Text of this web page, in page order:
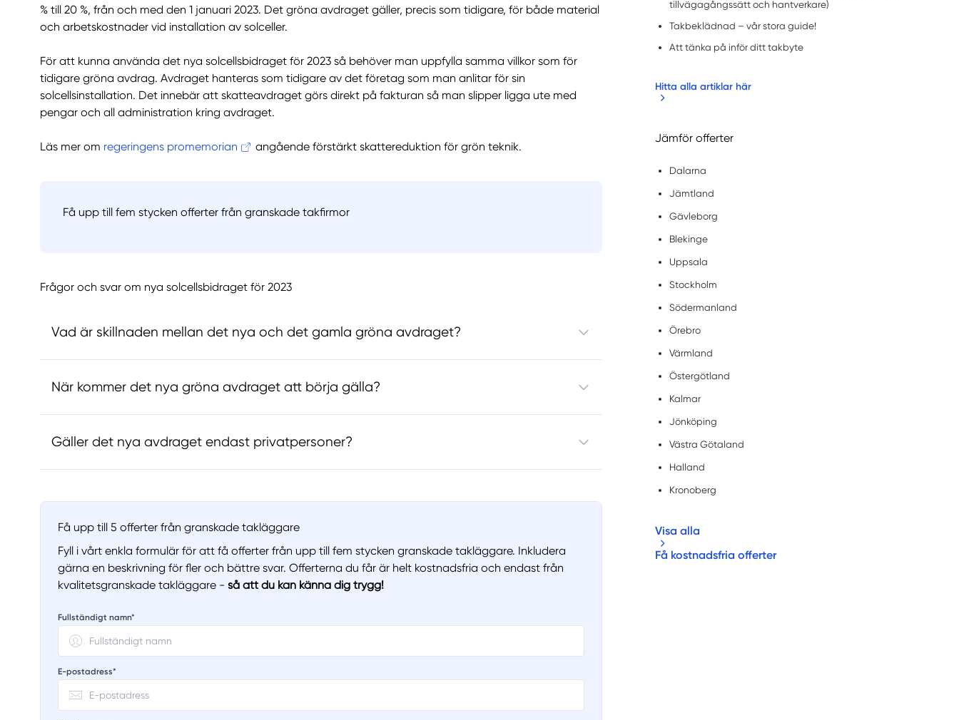
% till 20 %, från och med den 1 januari 2023. Det gröna avdraget gäller, precis som tidigare, för både material
och arbetskostnader vid installation av solceller.
För att kunna använda det nya solcellsbidraget för 2023 så behöver man uppfylla samma villkor som för
tidigare gröna avdrag. Avdraget hanteras som tidigare av det företag som man anlitar för sin
solcellsinstallation. Det innebär att skatteavdraget görs direkt på fakturan så man slipper ligga ute med
pengar och all administration kring avdraget.
Läs mer om regeringens promemorian angående förstärkt skattereduktion för grön teknik.
Få upp till fem stycken offerter från granskade takfirmor
Frågor och svar om nya solcellsbidraget för 2023
Vad är skillnaden mellan det nya och det gamla gröna avdraget?
När kommer det nya gröna avdraget att börja gälla?
Gäller det nya avdraget endast privatpersoner?
Få upp till 5 offerter från granskade takläggare
Fyll i vårt enkla formulär för att få offerter från upp till fem stycken granskade takläggare. Inkludera
gärna en beskrivning för fler och bättre svar. Offerterna du får är helt kostnadsfria och endast från
kvalitetsgranskade takläggare - så att du kan känna dig trygg!
Fullständigt namn*
E-postadress*
tillvägagångssätt och hantverkare)
Takbeklädnad – vår stora guide!
Att tänka på inför ditt takbyte
Hitta alla artiklar här
Jämför offerter
Dalarna
Jämtland
Gävleborg
Blekinge
Uppsala
Stockholm
Södermanland
Örebro
Värmland
Östergötland
Kalmar
Jönköping
Västra Götaland
Halland
Kronoberg
Visa alla
Få kostnadsfria offerter